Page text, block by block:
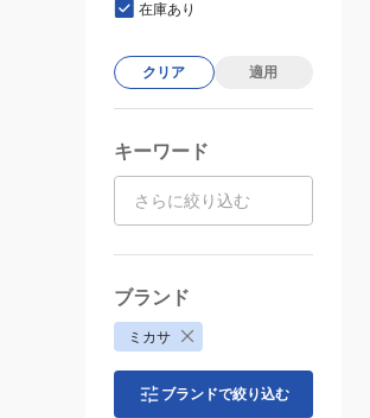
在庫あり
クリア 適用
キーワード
ブランド
ミカサ
ブランドで絞り込む